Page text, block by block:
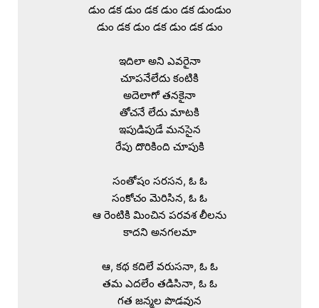
డుం డక డుం డక డుం డక డుండుం
డుం డక డుం డక డుం డక డుం
ఇదిలా అని ఎవరైనా
చూపనేలేదు కంటికి
అదెలాగో తనకైనా
తోచనే లేదు మాటకి
ఇపుడిపుడే మనసైన
రేపు దొరికింది చూపుకి
సంతోషం సరసన, ఓ ఓ
సంకోచం మెరిసిన, ఓ ఓ
ఆ రెంటికి మించిన పరవశ లీలను
కాదని అనగలమా
ఆ, కథ కదిలే వరుసనా, ఓ ఓ
తమ ఎదలేం తడిసినా, ఓ ఓ
గత జన్మల పొడవున